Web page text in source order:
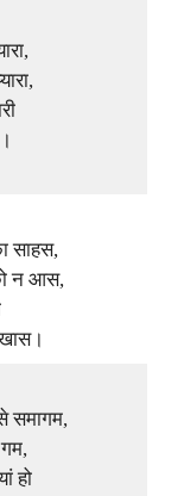
साहस,
न आस,
समागम,
हो